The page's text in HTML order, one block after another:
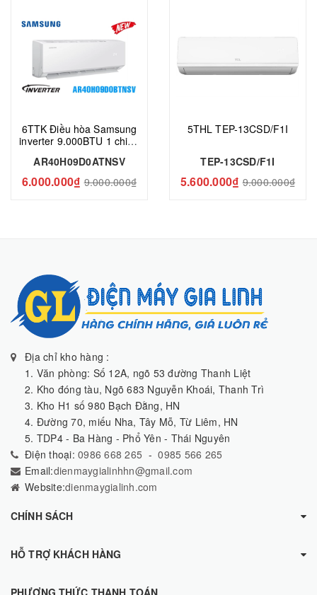
6TTK Điều hòa Samsung
inverter 9.000BTU 1 chiều
AR40H09D0ATNSV
6.000.000₫ 9.000.000₫
5THL TEP-13CSD/F1I
TEP-13CSD/F1I
5.600.000₫ 9.000.000₫
Địa chỉ kho hàng :
1. Văn phòng: Số 12A, ngõ 53 đường Thanh Liệt
2. Kho đóng tàu, Ngõ 683 Nguyễn Khoái, Thanh Trì
3. Kho H1 số 980 Bạch Đằng, HN
4. Đường 70, miếu Nha, Tây Mỗ, Từ Liêm, HN
5. TDP4 - Ba Hàng - Phổ Yên - Thái Nguyên
Điện thoại: 0986 668 265 -0985 566 265
Email:dienmaygialinhhn@gmail.com
Website:dienmaygialinh.com
CHÍNH SÁCH
HỖ TRỢ KHÁCH HÀNG
PHƯƠNG THỨC THANH TOÁN